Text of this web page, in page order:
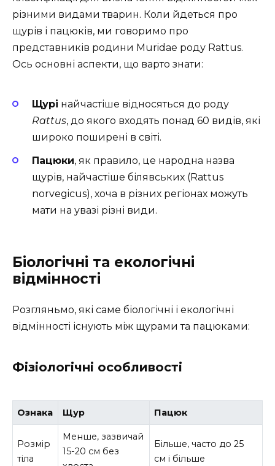
різними видами тварин. Коли йдеться про
щурів і пацюків, ми говоримо про
представників родини Muridae роду Rattus.
Ось основні аспекти, що варто знати:
Щурі найчастіше відносяться до роду
Rattus, до якого входять понад 60 видів, які
широко поширені в світі.
Пацюки, як правило, це народна назва
щурів, найчастіше білявських (Rattus
norvegicus), хоча в різних регіонах можуть
мати на увазі різні види.
Біологічні та екологічні
відмінності
Розгляньмо, які саме біологічні і екологічні
відмінності існують між щурами та пацюками:
Фізіологічні особливості
Ознака Щур Пацюк
Розмір
тіла
Менше, зазвичай
15-20 см без
Більше, часто до 25
см і більше